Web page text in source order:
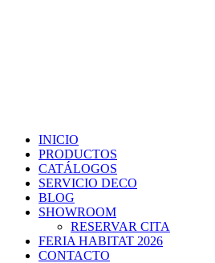
INICIO
PRODUCTOS
CATÁLOGOS
SERVICIO DECO
BLOG
SHOWROOM
RESERVAR CITA
FERIA HABITAT 2026
CONTACTO